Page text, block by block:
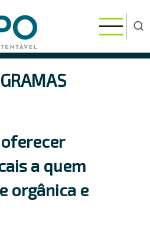
a quem
orgânica e